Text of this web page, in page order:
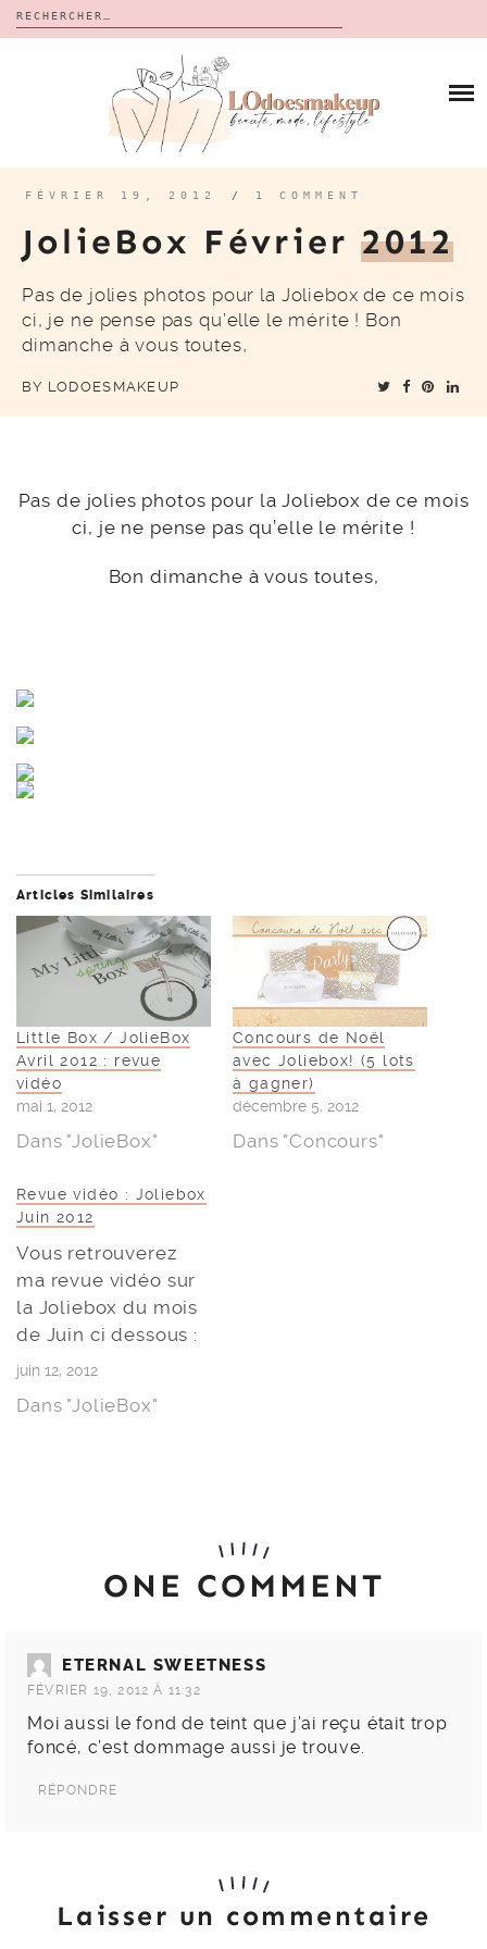
Rechercher :
CALENDRIERS DE L’AVENT
BON PLAN
À PROPOS
CONTACT
FÉVRIER 19, 2012 / 1 COMMENT
JolieBox Février2012
Pas de jolies photos pour la Joliebox de ce mois
ci, je ne pense pas qu’elle le mérite ! Bon
dimanche à vous toutes,
BY LODOESMAKEUP
Pas de jolies photos pour la Joliebox de ce mois
ci, je ne pense pas qu’elle le mérite !
Bon dimanche à vous toutes,
Articles Similaires
Little Box / JolieBox
Avril 2012 : revue
vidéo
mai 1, 2012
Dans "JolieBox"
Concours de Noël
avec Joliebox! (5 lots
à gagner)
décembre 5, 2012
Dans "Concours"
Revue vidéo : Joliebox
Juin 2012
Vous retrouverez
ma revue vidéo sur
la Joliebox du mois
de Juin ci dessous :
juin 12, 2012
Dans "JolieBox"
ONE COMMENT
ETERNAL SWEETNESS
FÉVRIER 19, 2012 À 11:32
Moi aussi le fond de teint que j’ai reçu était trop
foncé, c’est dommage aussi je trouve.
RÉPONDRE
Laisser un commentaire